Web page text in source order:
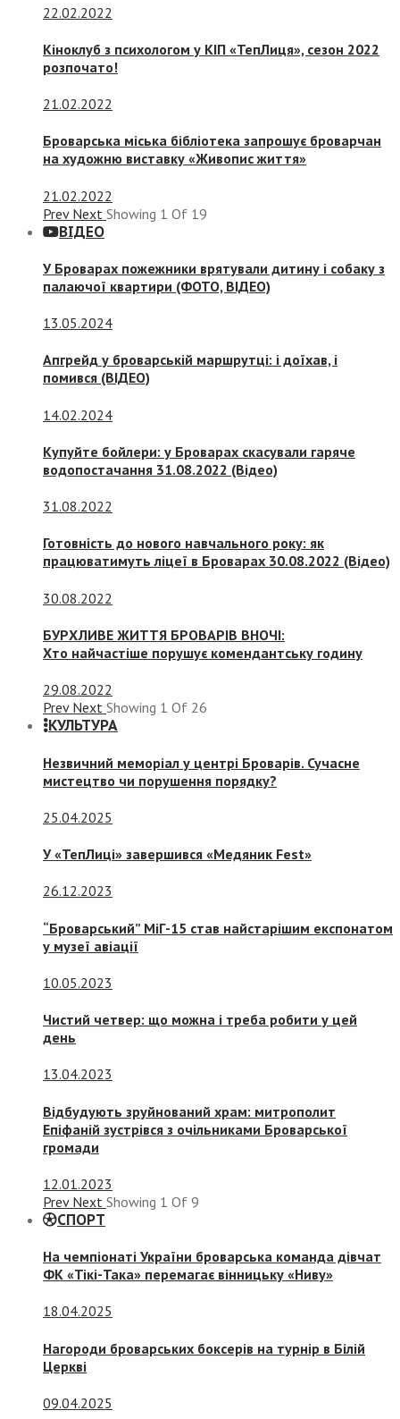
22.02.2022
Кіноклуб з психологом у КІП «ТепЛиця», сезон 2022
розпочато!
21.02.2022
Броварська міська бібліотека запрошує броварчан
на художню виставку «Живопис життя»
21.02.2022
Prev Next Showing 1 Of 19
ВІДЕО
У Броварах пожежники врятували дитину і собаку з
палаючої квартири (ФОТО, ВІДЕО)
13.05.2024
Апгрейд у броварській маршрутці: і доїхав, і
помився (ВІДЕО)
14.02.2024
Купуйте бойлери: у Броварах скасували гаряче
водопостачання 31.08.2022 (Відео)
31.08.2022
Готовність до нового навчального року: як
працюватимуть ліцеї в Броварах 30.08.2022 (Відео)
30.08.2022
БУРХЛИВЕ ЖИТТЯ БРОВАРІВ ВНОЧІ:
Хто найчастіше порушує комендантську годину
29.08.2022
Prev Next Showing 1 Of 26
КУЛЬТУРА
Незвичний меморіал у центрі Броварів. Сучасне
мистецтво чи порушення порядку?
25.04.2025
У «ТепЛиці» завершився «Медяник Fest»
26.12.2023
“Броварський” МіГ-15 став найстарішим експонатом
у музеї авіації
10.05.2023
Чистий четвер: що можна і треба робити у цей
день
13.04.2023
Відбудують зруйнований храм: митрополит
Епіфаній зустрівся з очільниками Броварської
громади
12.01.2023
Prev Next Showing 1 Of 9
СПОРТ
На чемпіонаті України броварська команда дівчат
ФК «Тікі-Така» перемагає вінницьку «Ниву»
18.04.2025
Нагороди броварських боксерів на турнір в Білій
Церкві
09.04.2025